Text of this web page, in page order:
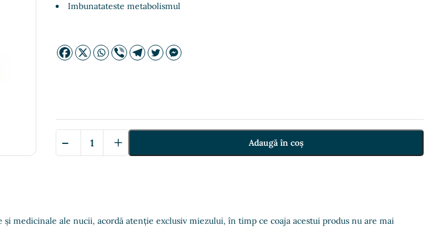
Imbunatateste metabolismul
-
Black
+ Adaugă în coș
ale nucii, acordă atenție exclusiv miezului, în timp ce coaja acestui produs nu are mai